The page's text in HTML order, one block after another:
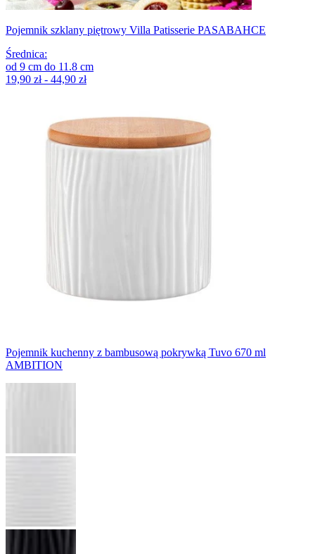
Pojemnik szklany piętrowy Villa Patisserie PASABAHCE
Średnica:
od 9 cm do 11.8 cm
19,90 zł - 44,90 zł
Pojemnik kuchenny z bambusową pokrywką Tuvo 670 ml
AMBITION